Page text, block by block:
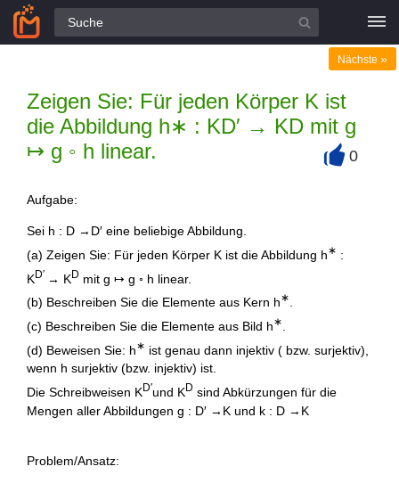
Alle Fragen
Zeigen Sie: Für jeden Körper K ist
die Abbildung h∗ : KD′ → KD mit g
↦ g ◦ h linear.
Nächste »
0
Aufgabe:
Sei h : D →D′ eine beliebige Abbildung.
(a) Zeigen Sie: Für jeden Körper K ist die Abbildung h∗ :
KD′ → KD mit g ↦ g ◦ h linear.
(b) Beschreiben Sie die Elemente aus Kern h∗
(c) Beschreiben Sie die Elemente aus Bild h∗
(d) Beweisen Sie: h∗ ist genau dann injektiv ( bzw. surjektiv),
wenn h surjektiv (bzw. injektiv) ist.
Die Schreibweisen KD′und KD sind Abkürzungen für die
Mengen aller Abbildungen g : D′ →K und k : D →K
Problem/Ansatz: